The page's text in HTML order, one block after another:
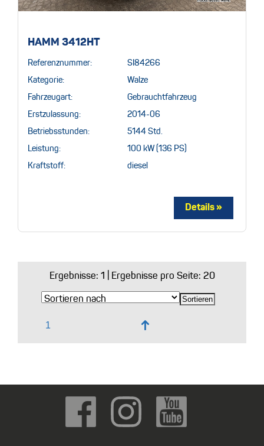
HAMM 3412HT
Referenznummer: SI84266
Kategorie: Walze
Fahrzeugart: Gebrauchtfahrzeug
Erstzulassung: 2014-06
Betriebsstunden: 5144 Std.
Leistung: 100 kW (136 PS)
Kraftstoff: diesel
Ergebnisse: 1 | Ergebnisse pro Seite: 20
↑